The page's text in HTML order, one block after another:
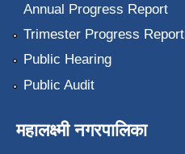
Annual Progress Report
Trimester Progress Report
Public Hearing
Public Audit
महालक्ष्मी नगरपालिका